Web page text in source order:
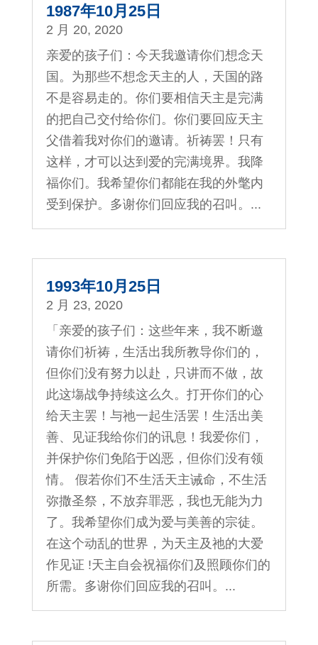
1987年10月25日
2 月 20, 2020
亲爱的孩子们：今天我邀请你们想念天
国。为那些不想念天主的人，天国的路
不是容易走的。你们要相信天主是完满
的把自己交付给你们。你们要回应天主
父借着我对你们的邀请。祈祷罢！只有
这样，才可以达到爱的完满境界。我降
福你们。我希望你们都能在我的外氅内
受到保护。多谢你们回应我的召叫。...
1993年10月25日
2 月 23, 2020
「亲爱的孩子们：这些年来，我不断邀
请你们祈祷，生活出我所教导你们的，
但你们没有努力以赴，只讲而不做，故
此这塲战争持续这么久。打开你们的心
给天主罢！与祂一起生活罢！生活出美
善、见证我给你们的讯息！我爱你们，
并保护你们免陷于凶恶，但你们没有领
情。 假若你们不生活天主诫命，不生活
弥撒圣祭，不放弃罪恶，我也无能为力
了。我希望你们成为爱与美善的宗徒。
在这个动乱的世界，为天主及祂的大爱
作见证 !天主自会祝福你们及照顾你们的
所需。多谢你们回应我的召叫。...